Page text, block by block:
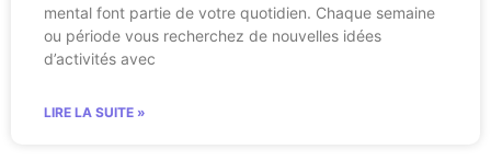
mental font partie de votre quotidien. Chaque semaine
ou période vous recherchez de nouvelles idées
d’activités avec
LIRE LA SUITE »